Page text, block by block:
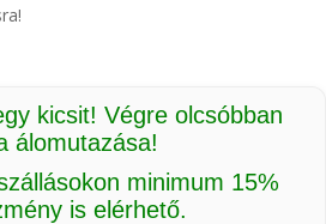
kicsit! Végre olcsóbban
álomutazása!
minimum 15%
is elérhető.